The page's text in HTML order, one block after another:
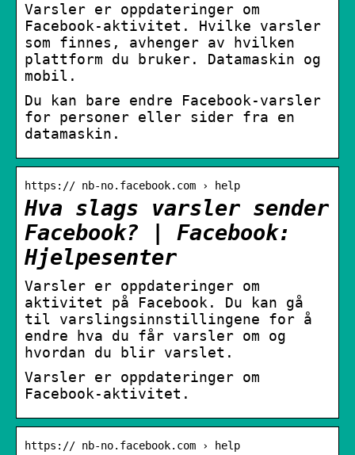
Varsler er oppdateringer om
Facebook-aktivitet. Hvilke varsler
som finnes, avhenger av hvilken
plattform du bruker. Datamaskin og
mobil.
Du kan bare endre Facebook-varsler
for personer eller sider fra en
datamaskin.
https:// nb-no.facebook.com › help
Hva slags varsler sender
Facebook? | Facebook:
Hjelpesenter
Varsler er oppdateringer om
aktivitet på Facebook. Du kan gå
til varslingsinnstillingene for å
endre hva du får varsler om og
hvordan du blir varslet.
Varsler er oppdateringer om
Facebook-aktivitet.
https:// nb-no.facebook.com › help